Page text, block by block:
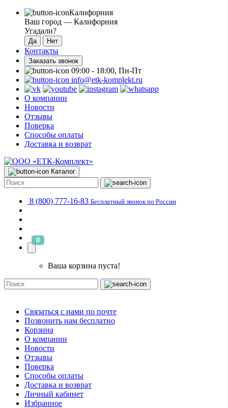
Калифорния
Ваш город — Калифорния
Угадали?
Контакты
Заказать звонок
09:00 - 18:00, Пн-Пт
info@etk-komplekt.ru
О компании
Новости
Отзывы
Поверка
Способы оплаты
Доставка и возврат
Каталог
8 (800) 777-16-83 Бесплатный звонок по России
0
Ваша корзина пуста!
Связаться с нами по почте
Позвонить нам бесплатно
Корзина
О компании
Новости
Отзывы
Поверка
Способы оплаты
Доставка и возврат
Личный кабинет
Избранное